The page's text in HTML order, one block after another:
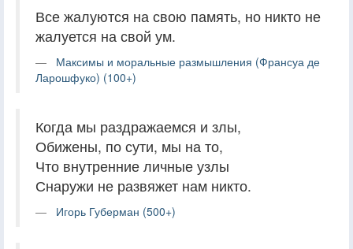
Все жалуются на свою память, но никто не
жалуется на свой ум.
Максимы и моральные размышления (Франсуа де
Ларошфуко) (100+)
Когда мы раздражаемся и злы,
Обижены, по сути, мы на то,
Что внутренние личные узлы
Снаружи не развяжет нам никто.
Игорь Губерман (500+)